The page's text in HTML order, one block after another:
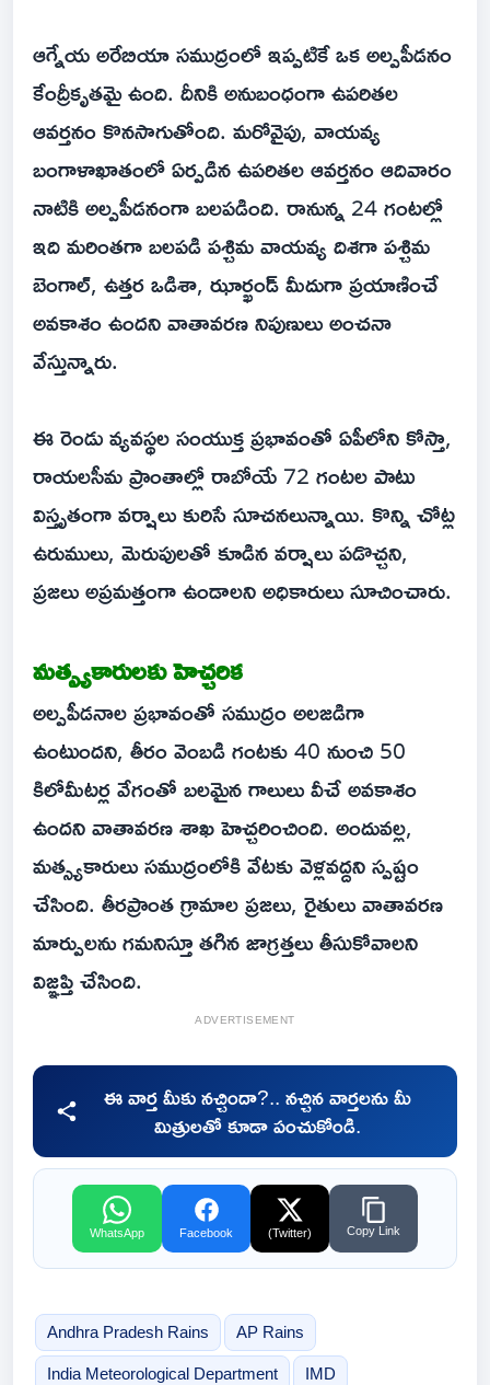
ఆగ్నేయ అరేబియా సముద్రంలో ఇప్పటికే ఒక అల్పపీడనం
కేంద్రీకృతమై ఉంది. దీనికి అనుబంధంగా ఉపరితల
ఆవర్తనం కొనసాగుతోంది. మరోవైపు, వాయవ్య
బంగాళాఖాతంలో ఏర్పడిన ఉపరితల ఆవర్తనం ఆదివారం
నాటికి అల్పపీడనంగా బలపడింది. రానున్న 24 గంటల్లో
ఇది మరింతగా బలపడి పశ్చిమ వాయవ్య దిశగా పశ్చిమ
బెంగాల్, ఉత్తర ఒడిశా, ఝార్ఖండ్ మీదుగా ప్రయాణించే
అవకాశం ఉందని వాతావరణ నిపుణులు అంచనా
వేస్తున్నారు.
ఈ రెండు వ్యవస్థల సంయుక్త ప్రభావంతో ఏపీలోని కోస్తా,
రాయలసీమ ప్రాంతాల్లో రాబోయే 72 గంటల పాటు
విస్తృతంగా వర్షాలు కురిసే సూచనలున్నాయి. కొన్ని చోట్ల
ఉరుములు, మెరుపులతో కూడిన వర్షాలు పడొచ్చని,
ప్రజలు అప్రమత్తంగా ఉండాలని అధికారులు సూచించారు.
మత్స్యకారులకు హెచ్చరిక
అల్పపీడనాల ప్రభావంతో సముద్రం అలజడిగా
ఉంటుందని, తీరం వెంబడి గంటకు 40 నుంచి 50
కిలోమీటర్ల వేగంతో బలమైన గాలులు వీచే అవకాశం
ఉందని వాతావరణ శాఖ హెచ్చరించింది. అందువల్ల,
మత్స్యకారులు సముద్రంలోకి వేటకు వెళ్లవద్దని స్పష్టం
చేసింది. తీరప్రాంత గ్రామాల ప్రజలు, రైతులు వాతావరణ
మార్పులను గమనిస్తూ తగిన జాగ్రత్తలు తీసుకోవాలని
విజ్ఞప్తి చేసింది.
ADVERTISEMENT
ఈ వార్త మీకు నచ్చిందా?.. నచ్చిన వార్తలను మీ
మిత్రులతో కూడా పంచుకోండి.
WhatsApp Facebook (Twitter) Copy Link
Andhra Pradesh Rains AP Rains
India Meteorological Department IMD